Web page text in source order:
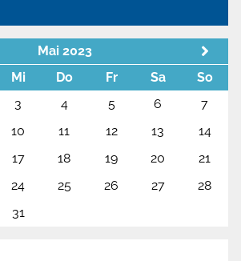
Mai 2023
Mi Do Fr Sa
So
3 4 5 6
7
10 11 12 13
14
17 18 19 20
21
24 25 26 27
28
31